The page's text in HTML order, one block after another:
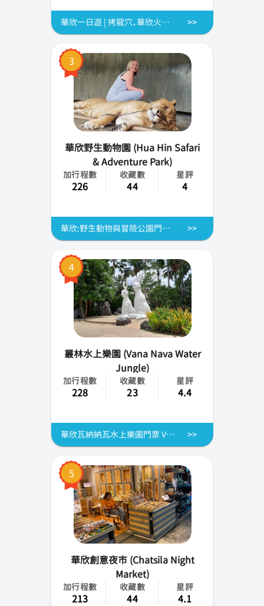
華欣一日遊 | 拷龍穴、華欣火車站、夜市
3
華欣野生動物園 (Hua Hin Safari
& Adventure Park)
加行程數
226
收藏數
44
星評
4
華欣:野生動物與冒險公園門票 |泰國
4
叢林水上樂園 (Vana Nava Water
Jungle)
加行程數
228
收藏數
23
星評
4.4
華欣瓦納納瓦水上樂園門票 Vana Nava Waterpark
5
華欣創意夜市 (Chatsila Night
Market)
加行程數
213
收藏數
44
星評
4.1